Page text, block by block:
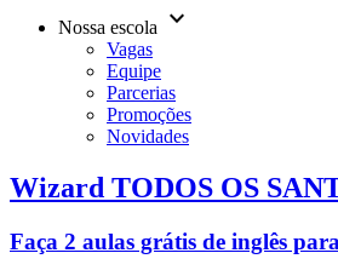
Nossa escola keyboard_arrow_down
Vagas
Equipe
Parcerias
Promoções
Novidades
Wizard TODOS OS
Faça 2 aulas grátis de inglês